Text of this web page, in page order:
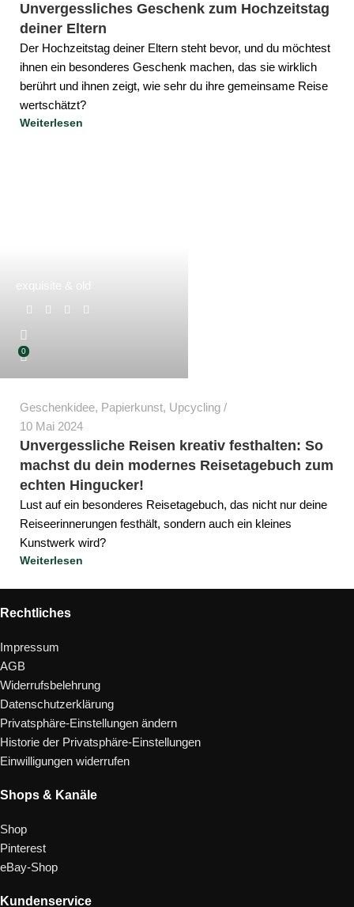
Unvergessliches Geschenk zum Hochzeitstag
deiner Eltern
Der Hochzeitstag deiner Eltern steht bevor, und du möchtest
ihnen ein besonderes Geschenk machen, das sie wirklich
berührt und ihnen zeigt, wie sehr du ihre gemeinsame Reise
wertschätzt?
Weiterlesen
0
Geschenkidee, Papierkunst, Upcycling
10 Mai 2024
Unvergessliche Reisen kreativ festhalten: So
machst du dein modernes Reisetagebuch zum
echten Hingucker!
Lust auf ein besonderes Reisetagebuch, das nicht nur deine
Reiseerinnerungen festhält, sondern auch ein kleines
Kunstwerk wird?
Weiterlesen
Rechtliches
Impressum
AGB
Widerrufsbelehrung
Datenschutzerklärung
Privatsphäre-Einstellungen ändern
Historie der Privatsphäre-Einstellungen
Einwilligungen widerrufen
Shops & Kanäle
Shop
Pinterest
eBay-Shop
Kundenservice